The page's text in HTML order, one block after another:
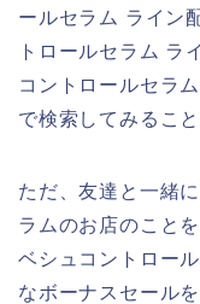
ールセラム ライン
トロールセラム ラ
コントロールセラ
で検索してみるこ
ただ、友達と一緒
ラムのお店のこと
ベシュコントロー
なボーナスセール